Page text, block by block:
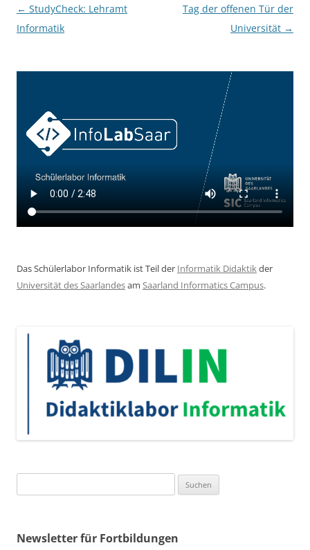
Beitragsnavigation
← StudyCheck: Lehramt
Informatik
Tag der offenen Tür der
Universität →
Das Schülerlabor Informatik ist Teil der Informatik Didaktikder
Universität des Saarlandesam Saarland Informatics Campus.
nach:
Newsletter für Fortbildungen